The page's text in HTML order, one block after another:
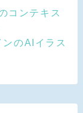
コンテキス
のAIイラス